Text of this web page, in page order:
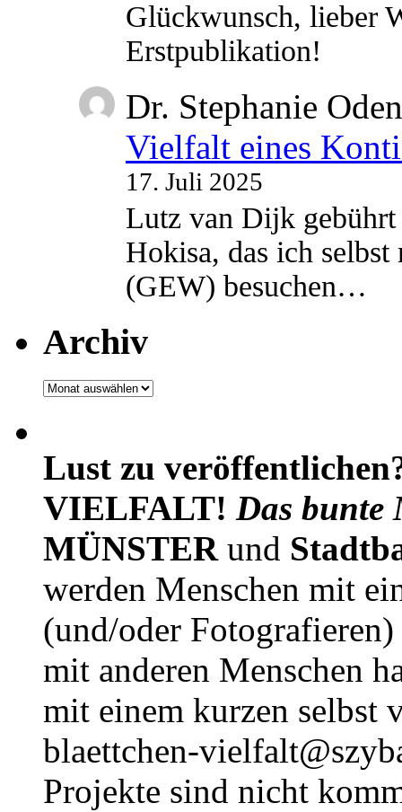
Glückwunsch, lieber
Erstpublikation!
Dr. Stephanie
Vielfalt eines
17. Juli 2025
Lutz van Dijk
Hokisa, das ich
(GEW) besuchen…
Archiv
Archiv
Lust zu
VIELFALT! Das bunte
MÜNSTERund
werden Menschen mit
(und/oder
mit anderen Menschen
mit einem kurzen selbst
blaettchen-
Projekte sind nicht